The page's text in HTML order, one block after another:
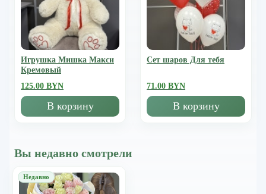
Игрушка Мишка Mакси
Кремовый
125.00 BYN
В корзину
Сет шаров Для тебя
71.00 BYN
В корзину
Вы недавно смотрели